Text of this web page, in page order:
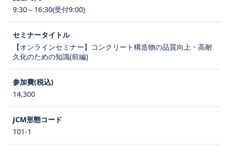
9:30～16:30(受付9:00)
【オンラインセミナー】コンクリート構造物の品質向上・高耐
久化のための知識(前編)
14,300
101-1